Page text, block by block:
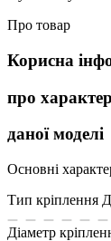
Про товар
Корисна
про
даної моделі
Основні
Тип кріплення
Діаметр